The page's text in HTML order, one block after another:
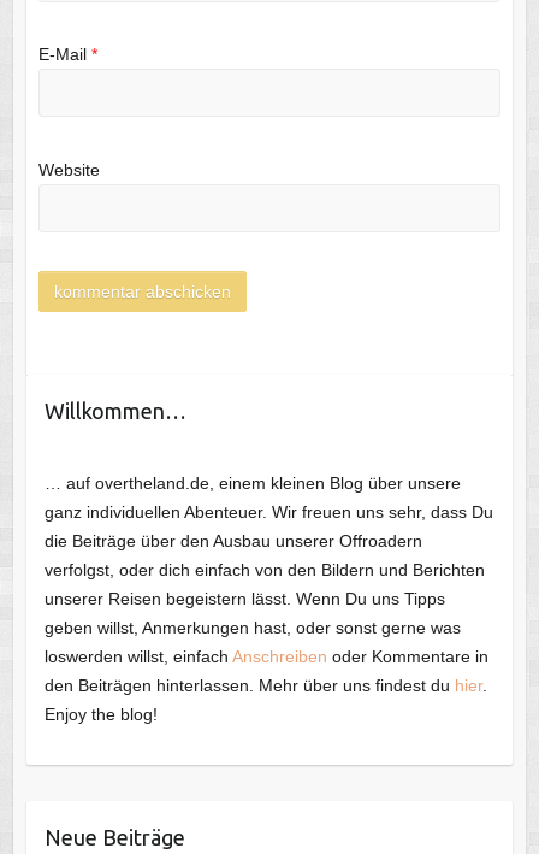
E-Mail *
Website
Willkommen…
… auf overtheland.de, einem kleinen Blog über unsere
ganz individuellen Abenteuer. Wir freuen uns sehr, dass Du
die Beiträge über den Ausbau unserer Offroadern
verfolgst, oder dich einfach von den Bildern und Berichten
unserer Reisen begeistern lässt. Wenn Du uns Tipps
geben willst, Anmerkungen hast, oder sonst gerne was
loswerden willst, einfach Anschreiben oder Kommentare in
den Beiträgen hinterlassen. Mehr über uns findest du hier.
Enjoy the blog!
Neue Beiträge